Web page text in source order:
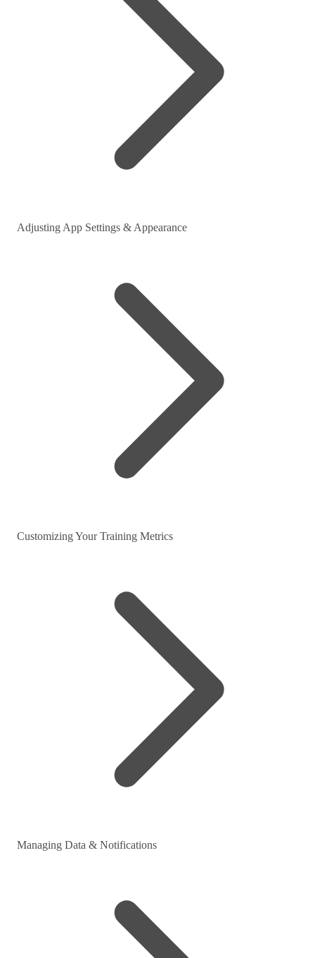
Adjusting App Settings & Appearance
Customizing Your Training Metrics
Managing Data & Notifications